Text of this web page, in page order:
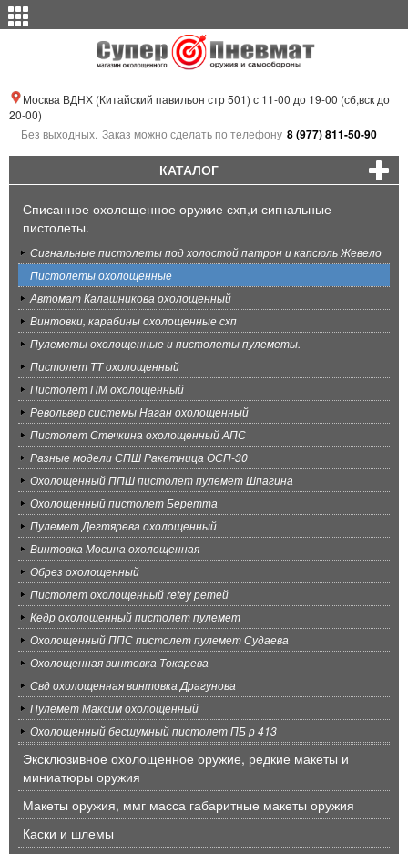
Москва ВДНХ (Китайский павильон стр 501) с 11-00 до 19-00 (сб,вск до
20-00)
Без выходных. Заказ можно сделать по телефону 8 (977) 811-50-90
КАТАЛОГ
Списанное охолощенное оружие схп,и сигнальные
пистолеты.
Сигнальные пистолеты под холостой патрон и капсюль Жевело
Пистолеты охолощенные
Автомат Калашникова охолощенный
Винтовки, карабины охолощенные схп
Пулеметы охолощенные и пистолеты пулеметы.
Пистолет ТТ охолощенный
Пистолет ПМ охолощенный
Револьвер системы Наган охолощенный
Пистолет Стечкина охолощенный АПС
Разные модели СПШ Ракетница ОСП-30
Охолощенный ППШ пистолет пулемет Шпагина
Охолощенный пистолет Беретта
Пулемет Дегтярева охолощенный
Винтовка Мосина охолощенная
Обрез охолощенный
Пистолет охолощенный retey ретей
Кедр охолощенный пистолет пулемет
Охолощенный ППС пистолет пулемет Судаева
Охолощенная винтовка Токарева
Свд охолощенная винтовка Драгунова
Пулемет Максим охолощенный
Охолощенный бесшумный пистолет ПБ р 413
Эксклюзивное охолощенное оружие, редкие макеты и
миниатюры оружия
Макеты оружия, ммг масса габаритные макеты оружия
Каски и шлемы